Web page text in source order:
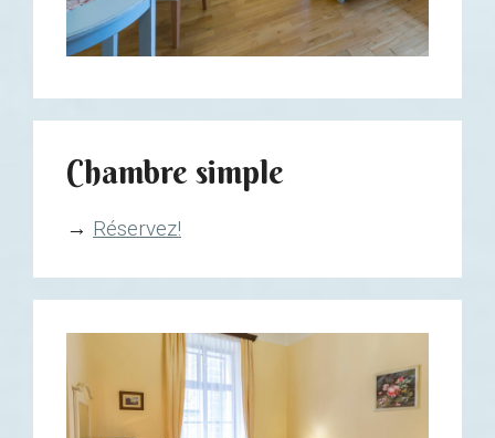
Chambre simple
→ Réservez!